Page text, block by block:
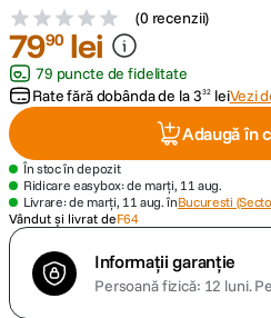
4. peak design
5. canon sx740 hs
7. card memorie
dji mic mini
9 . dji osmo
(0 recenzii)
7990 lei
79 puncte de fidelitate
Rate fără dobânda de la332 leiVezi
Adaugă în
În stoc în depozit
Ridicare easybox: de marți, 11 aug.
Livrare: de marți, 11 aug. înBucuresti
Vândut și livrat deF64
Informații garanție
Persoană fizică: 12 luni.